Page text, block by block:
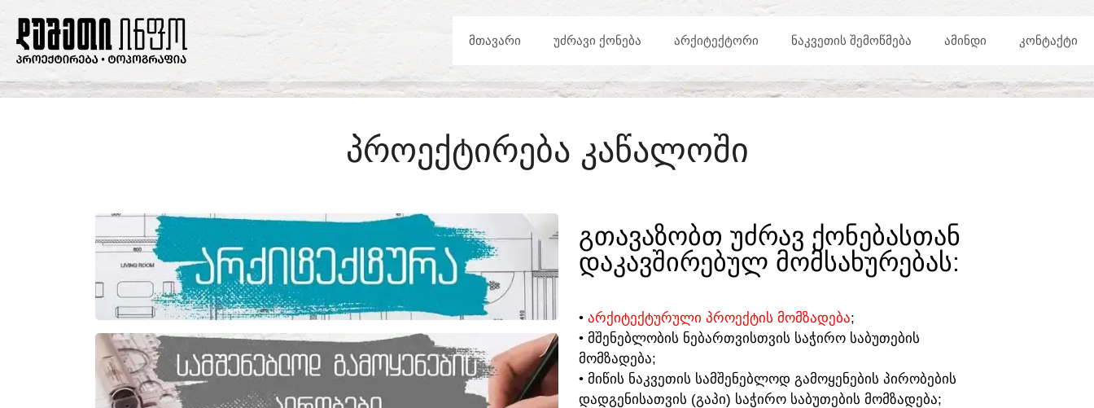
ᲛᲗᲐᲕᲐᲠᲘ ᲣᲫᲠᲐᲕᲘ ᲥᲝᲜᲔᲑᲐ ᲐᲠᲥᲘᲢᲔᲥᲢᲝᲠᲘ ᲜᲐᲙᲕᲔᲗᲘᲡ ᲨᲔᲛᲝᲬᲛᲔᲑᲐ ᲐᲛᲘᲜᲓᲘ ᲙᲝᲜᲢᲐᲥᲢᲘ
ᲞᲠᲝᲔᲥᲢᲘᲠᲔᲑᲐ ᲙᲐᲬᲐᲚᲝᲨᲘ
ᲒᲗᲐᲕᲐᲖᲝᲑᲗ ᲣᲫᲠᲐᲕ ᲥᲝᲜᲔᲑᲐᲡᲗᲐᲜ
ᲓᲐᲙᲐᲕᲨᲘᲠᲔᲑᲣᲚ ᲛᲝᲛᲡᲐᲮᲣᲠᲔᲑᲐᲡ:​
• ᲐᲠᲥᲘᲢᲔᲥᲢᲣᲠᲣᲚᲘ ᲞᲠᲝᲔᲥᲢᲘᲡ ᲛᲝᲛᲖᲐᲓᲔᲑᲐ;
• ᲛᲨᲔᲜᲔᲑᲚᲝᲑᲘᲡ ᲜᲔᲑᲐᲠᲗᲕᲘᲡᲗᲕᲘᲡ ᲡᲐᲭᲘᲠᲝ ᲡᲐᲑᲣᲗᲔᲑᲘᲡ
ᲛᲝᲛᲖᲐᲓᲔᲑᲐ;
• ᲛᲘᲬᲘᲡ ᲜᲐᲙᲕᲔᲗᲘᲡ ᲡᲐᲛᲨᲔᲜᲔᲑᲚᲝᲓ ᲒᲐᲛᲝᲧᲔᲜᲔᲑᲘᲡ ᲞᲘᲠᲝᲑᲔᲑᲘᲡ
ᲓᲐᲓᲒᲔᲜᲘᲡᲐᲗᲕᲘᲡ (ᲒᲐᲞᲘ) ᲡᲐᲭᲘᲠᲝ ᲡᲐᲑᲣᲗᲔᲑᲘᲡ ᲛᲝᲛᲖᲐᲓᲔᲑᲐ;